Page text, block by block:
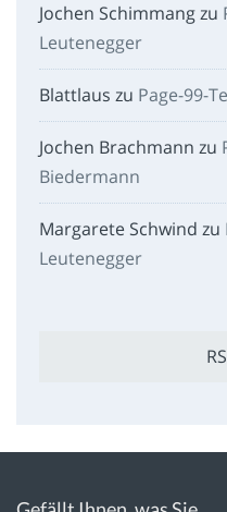
Jochen Schimmangzu
Leutenegger
Blattlaus zu Page-99-
Jochen Brachmann zu
Biedermann
Margarete Schwind zu
Leutenegger